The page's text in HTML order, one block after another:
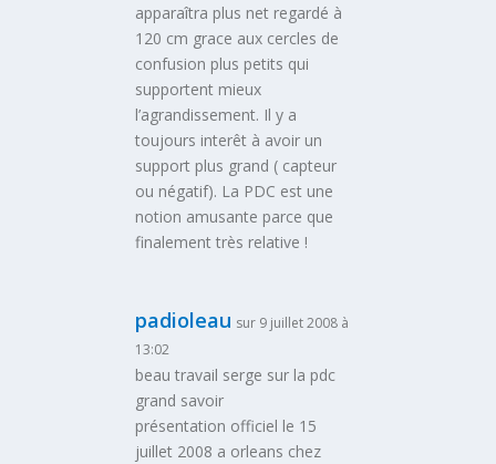
apparaîtra plus net regardé à
120 cm grace aux cercles de
confusion plus petits qui
supportent mieux
l’agrandissement. Il y a
toujours interêt à avoir un
support plus grand ( capteur
ou négatif). La PDC est une
notion amusante parce que
finalement très relative !
padioleau sur 9 juillet 2008 à
13:02
beau travail serge sur la pdc
grand savoir
présentation officiel le 15
juillet 2008 a orleans chez